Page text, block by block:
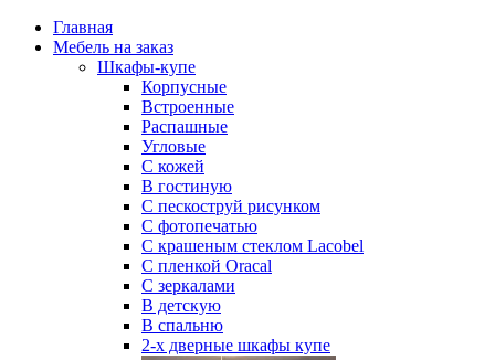
Главная
Мебель на заказ
Шкафы-купе
Корпусные
Встроенные
Распашные
Угловые
С кожей
В гостиную
С пескоструй рисунком
С фотопечатью
С крашеным стеклом Lacobel
С пленкой Oracal
С зеркалами
В детскую
В спальню
2-х дверные шкафы купе